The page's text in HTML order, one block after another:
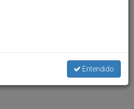
Entendido